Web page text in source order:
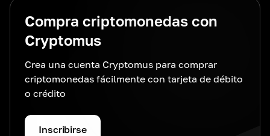
Compra criptomonedas con
Cryptomus
Crea una cuenta Cryptomus para comprar
criptomonedas fácilmente con tarjeta de débito
o crédito
Inscribirse